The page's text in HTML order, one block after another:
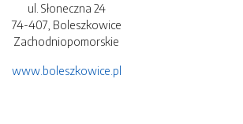
ul. Słoneczna 24
74-407, Boleszkowice
Zachodniopomorskie
www.boleszkowice.pl